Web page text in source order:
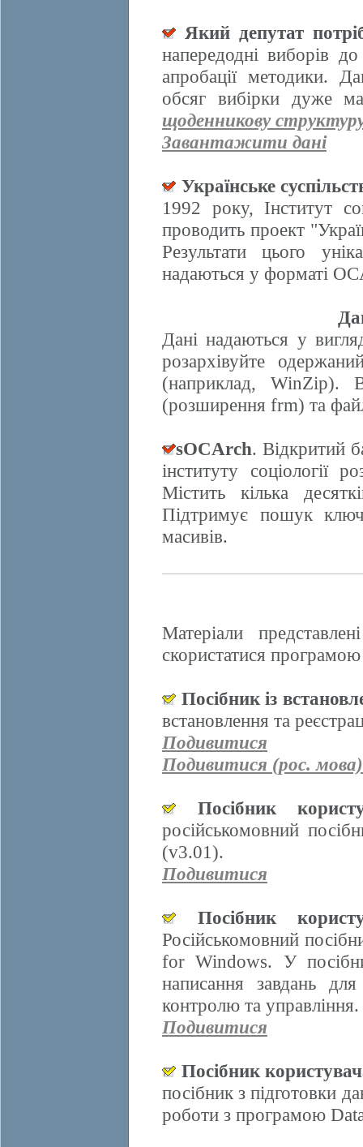
Який депутат
напередодні виборів
апробації методики.
обсяг вибірки дуже
щоденникову
Завантажити дані
Українське
1992 року, Інститут
проводить проект
Результати цього
надаються у форматі
Дані надаються у
розархівуйте
(наприклад, WinZip).
(розширення frm) та
sOCArch. Відкритий
інституту соціології
Містить кілька
Підтримує пошук
масивів.
Матеріали
скористатися
Посібник із
встановлення та
Подивитися
Подивитися (рос. мова)
Посібник
російськомовний
(v3.01).
Подивитися
Посібник
Російськомовний
for Windows. У
написання завдань
контролю та управління.
Подивитися
Посібник
посібник з підготовки
роботи з програмою